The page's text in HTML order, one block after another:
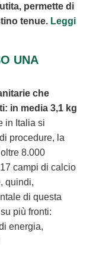
permette di
tenue. Leggi
UNA
che
in media 3,1 kg
in Italia si
procedure, la
8.000
campi di calcio
quindi,
di questa
più fronti:
energia,